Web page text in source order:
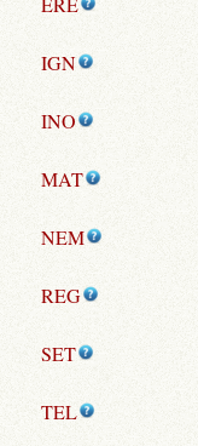
IGN
INO
MAT
NEM
REG
SET
TEL